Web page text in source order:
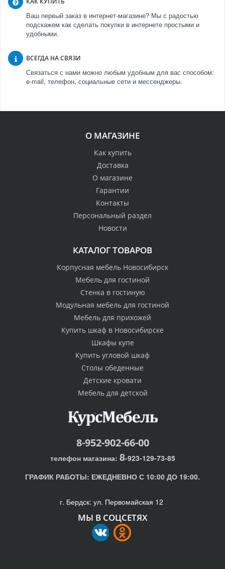
Ваш первый заказ в интернет-магазине? Мы с радостью
подскажем как сделать покупки в интернете простыми и
удобными.
ВСЕГДА НА СВЯЗИ
Связаться с нами можно любым удобным для вас способом:
e-mail, телефон, социальные сети и мессенджеры.
О МАГАЗИНЕ
Как купить
Доставка
О магазине
Гарантии
Контакты
Персональный раздел
Новости
КАТАЛОГ ТОВАРОВ
Корпусная мебель Новосибирск
Мебель для гостиной
Стенка в гостиную
Модульная мебель для гостиной
Мебель для прихожей
Купить шкаф в Новосибирске
Шкафы купе
Купить угловой шкаф
Столы обеденные
Детские кровати
Мебель для детской
8-952-902-66-00
телефон магазина: 8-923-129-73-85
ГРАФИК РАБОТЫ: ЕЖЕДНЕВНО С 10:00 ДО 19:00.
г. Бердск: ул. Первомайская 12
МЫ В СОЦСЕТЯХ